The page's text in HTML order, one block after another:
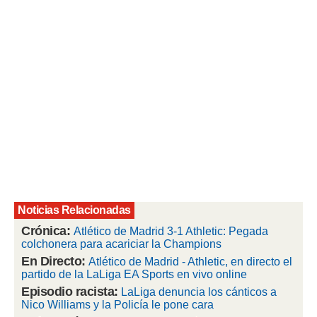
o
aunque
no
Puedes
acceder a
web a
Noticias Relacionadas
Crónica: Atlético de Madrid 3-1 Athletic: Pegada
colchonera para acariciar la Champions
En Directo: Atlético de Madrid - Athletic, en directo el
partido de la LaLiga EA Sports en vivo online
Episodio racista: LaLiga denuncia los cánticos a
Nico Williams y la Policía le pone cara